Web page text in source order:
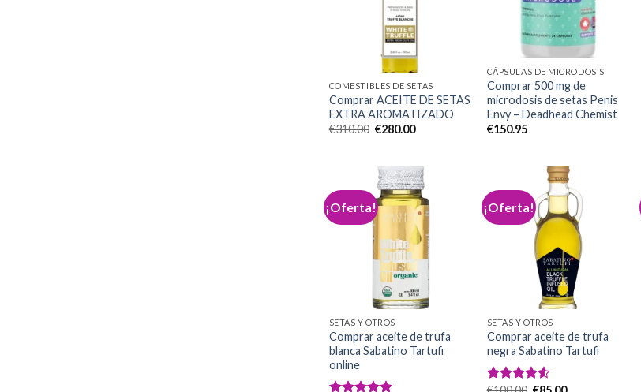
CÁPSULAS DE MICRODOSIS
Comprar 500 mg de
microdosis de setas Penis
Envy – Deadhead Chemist
€150.95
COMESTIBLES DE SETAS
Comprar ACEITE DE SETAS
EXTRA AROMATIZADO
€310.00 El
€310.00.
€280.00El
€280.00.
¡Oferta!
wishlist
SETAS Y OTROS
Comprar aceite de trufa
blanca Sabatino Tartufi
online
¡Oferta!
SETAS Y OTROS
Comprar aceite de trufa
negra Sabatino Tartufi
El
El